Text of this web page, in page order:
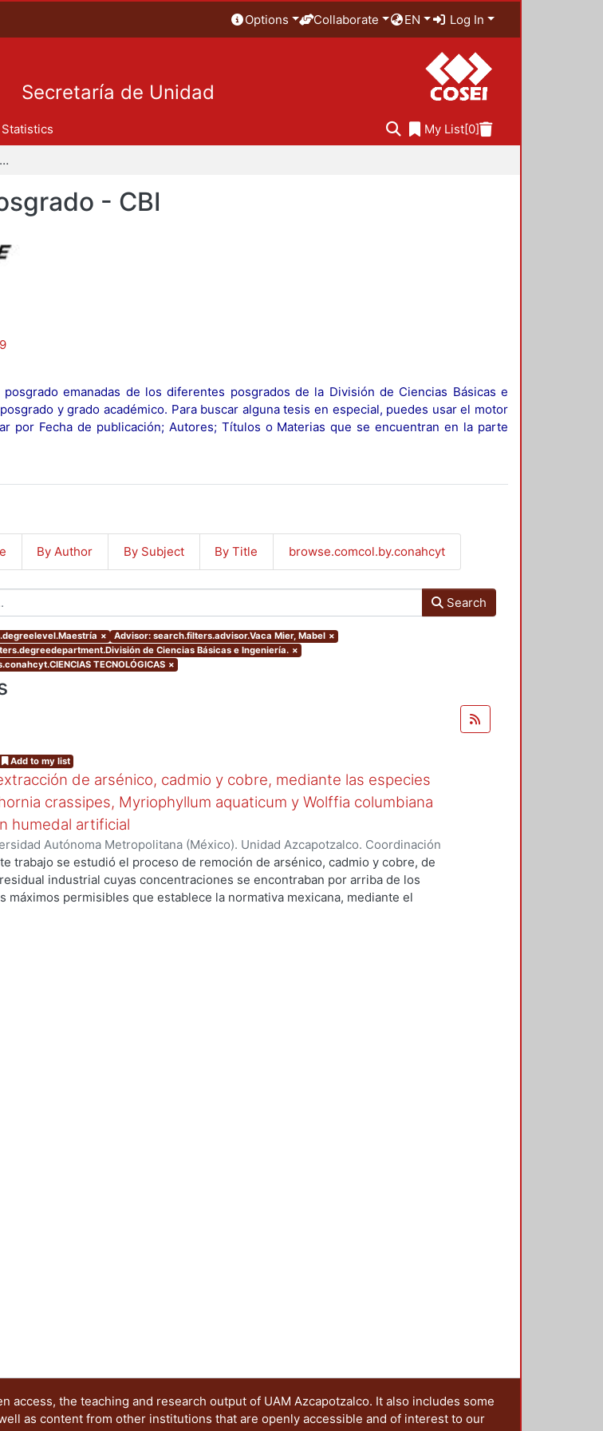
Options Collaborate EN Log In
Secretaría de Unidad
Statistics My List[0]
Coordinación de Estudios de Posgrado - CBI
- CBI
emanadas de los diferentes posgrados de la División de Ciencias Básicas e
y grado académico. Para buscar alguna tesis en especial, puedes usar el motor
por Fecha de publicación; Autores; Títulos o Materias que se encuentran en la parte
By Author By Subject By Title browse.comcol.by.conahcyt
Search
× Advisor: search.filters.advisor.Vaca Mier, Mabel ×
de Ciencias Básicas e Ingeniería. ×
TECNOLÓGICAS ×
Add to my list
de arsénico, cadmio y cobre, mediante las especies
crassipes, Myriophyllum aquaticum y Wolffia columbiana
humedal artificial
Autónoma Metropolitana (México). Unidad Azcapotzalco. Coordinación
de Información. ,2020-01)Islas Olvera, Jessica
trabajo se estudió el proceso de remoción de arsénico, cadmio y cobre, de
industrial cuyas concentraciones se encontraban por arriba de los
máximos permisibles que establece la normativa mexicana, mediante el
the teaching and research output of UAM Azcapotzalco. It also includes some
as content from other institutions that are openly accessible and of interest to our